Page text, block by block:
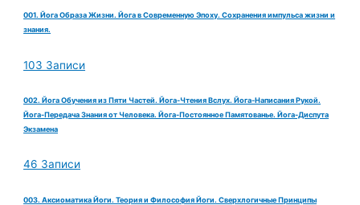
001. Йога Образа Жизни. Йога в Современную Эпоху. Сохранения импульса жизни и
знания.
103 Записи
002. Йога Обучения из Пяти Частей. Йога-Чтения Вслух. Йога-Написания Рукой.
Йога-Передача Знания от Человека. Йога-Постоянное Памятованье. Йога-Диспута
Экзамена
46 Записи
003. Аксиоматика Йоги. Теория и Философия Йоги. Сверхлогичные Принципы